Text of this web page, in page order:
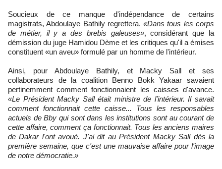
Soucieux de ce manque d'indépendance de certains
magistrats, Abdoulaye Bathily regrettera.«Dans tous les corps
de métier, il y a des brebis galeuses», considérant que la
démission du juge Hamidou Dème et les critiques qu'il a émises
constituent «un aveu» formulé par un homme de l'intérieur.
Ainsi, pour Abdoulaye Bathily, et Macky Sall et ses
collaborateurs de la coalition Benno Bokk Yakaar savaient
pertinemment comment fonctionnaient les caisses d'avance.
«Le Président Macky Sall était ministre de l'intérieur. Il savait
comment fonctionnait cette caisse... Tous les responsables
actuels de Bby qui sont dans les institutions sont au courant de
cette affaire, comment ça fonctionnait. Tous les anciens maires
de Dakar l'ont avoué. J'ai dit au Président Macky Sall dès la
première semaine, que c'est une mauvaise affaire pour l'image
de notre démocratie.»